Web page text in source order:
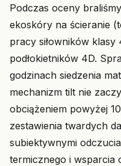
Podczas oceny
ekoskóry na ścieranie
pracy siłowników
podłokietników 4D.
godzinach siedzenia
mechanizm tilt nie
obciążeniem powyżej
zestawienia twardych
subiektywnymi
termicznego i wsparcia